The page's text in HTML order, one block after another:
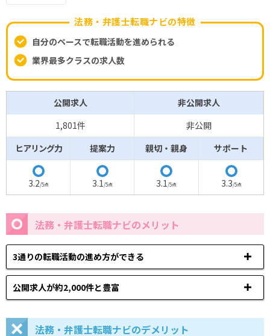
法務・弁護士転職ナビの特徴
自分のペースで転職活動を進められる
業界最多クラスの求人数
公開求人
非公開求人
1,801件
非公開
ヒアリング力
提案力 親切・親身 サポート
3.2/5点
3.1 /5点
3.1 /5点
3.3/5点
法務・弁護士転職ナビのメリット
3通りの転職活動の進め方ができる
公開求人が約2,000件と豊富
法務・弁護士転職ナビのデメリット